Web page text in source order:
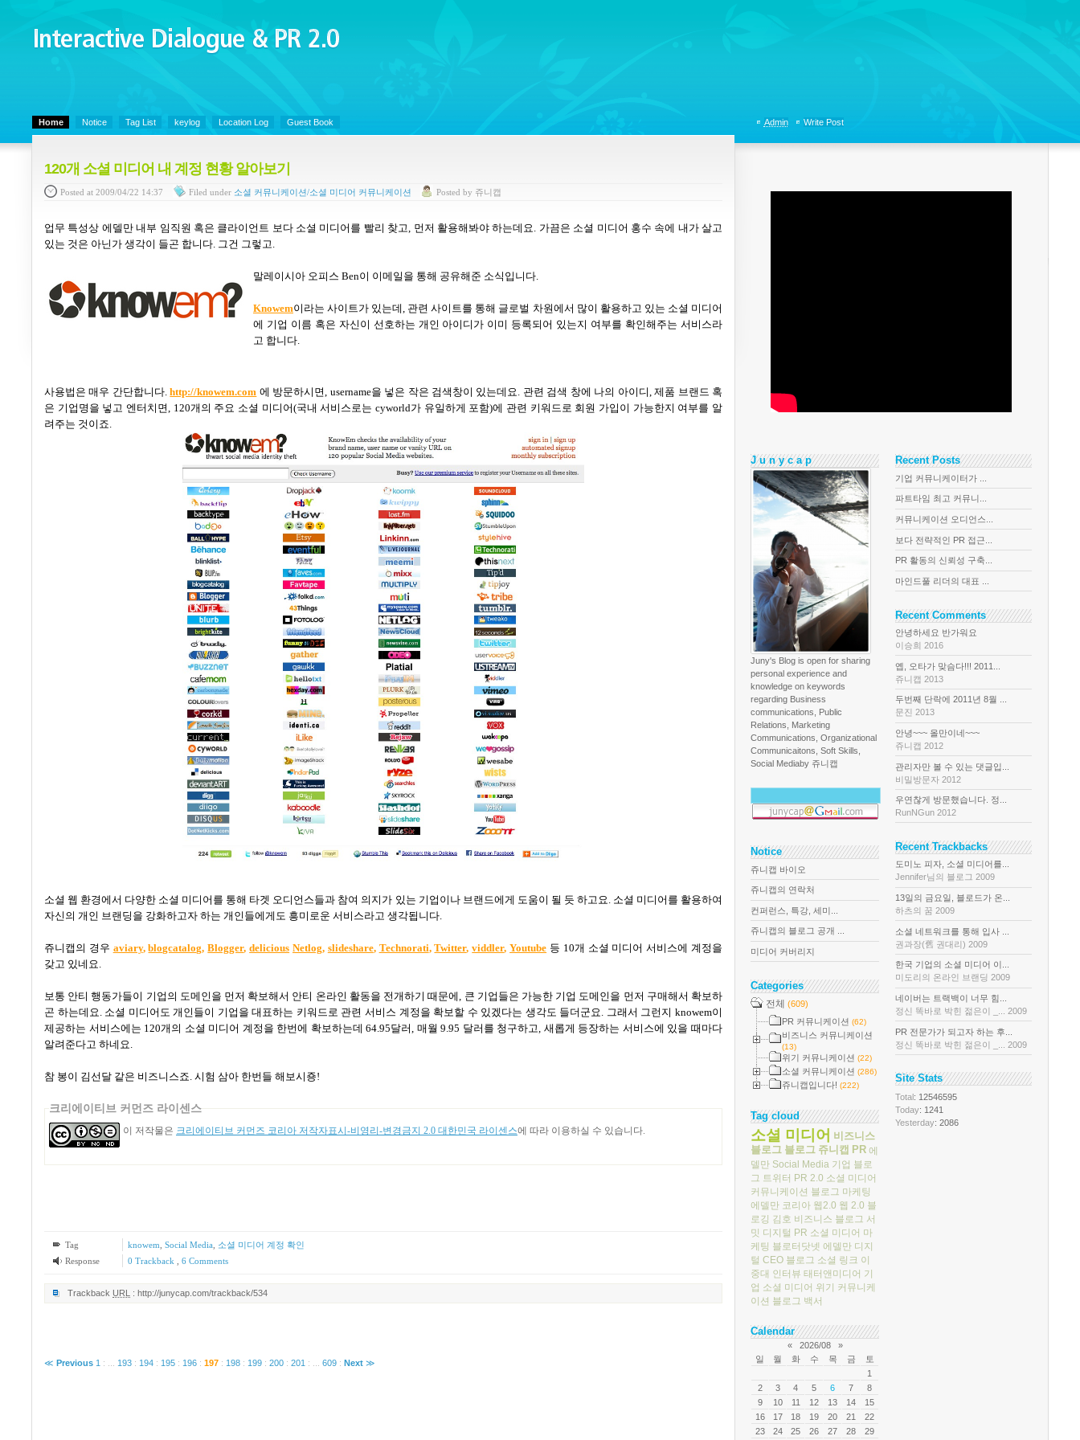
Interactive Dialogue &
PR 2.0
Home Notice Tag List keylog Location Log Guest Book
120개 소셜 미디어 내 계정 현황 알아보기
Posted at 2009/04/22 14:37 Filed under 소셜 커뮤니케이션/소셜 미디어 커뮤니케이션 Posted by 쥬니캡
업무 특성상 에델만 내부 임직원 혹은 클라이언트 보다 소셜 미디어를 빨리 찾고, 먼저 활용해봐야 하는데요. 가끔은 소셜 미디어 홍수 속에 내가 살고
있는 것은 아닌가 생각이 들곤 합니다. 그건 그렇고.
말레이시아 오피스 Ben이 이메일을 통해 공유해준 소식입니다.
Knowem이라는 사이트가 있는데, 관련 사이트를 통해 글로벌 차원에서 많이 활용하고 있는 소셜 미디어
에 기업 이름 혹은 자신이 선호하는 개인 아이디가 이미 등록되어 있는지 여부를 확인해주는 서비스라
고 합니다.
사용법은 매우 간단합니다. http://knowem.com 에 방문하시면, username을 넣은 작은 검색창이 있는데요. 관련 검색 창에 나의 아이디,제품 브랜드 혹
은 기업명을 넣고 엔터치면, 120개의 주요 소셜 미디어(국내 서비스로는 cyworld가 유일하게 포함)에 관련 키워드로 회원 가입이 가능한지 여부를 알
려주는 것이죠.
소셜 웹 환경에서 다양한 소셜 미디어를 통해 타겟 오디언스들과 참여 의지가 있는 기업이나 브랜드에게 도움이 될 듯 하고요. 소셜 미디어를 활용하여
자신의 개인 브랜딩을 강화하고자 하는 개인들에게도 흥미로운 서비스라고 생각됩니다.
쥬니캡의 경우 aviary,blogcatalog,Blogger,delicious Netlog, slideshare, Technorati,Twitter,viddler, Youtube 등 10개 소셜 미디어 서비스에 계정을
갖고 있네요.
보통 안티 행동가들이 기업의 도메인을 먼저 확보해서 안티 온라인 활동을 전개하기 때문에, 큰 기업들은 가능한 기업 도메인을 먼저 구매해서 확보하
곤 하는데요. 소셜 미디어도 개인들이 기업을 대표하는 키워드로 관련 서비스 계정을 확보할 수 있겠다는 생각도 들더군요. 그래서 그런지 knowem이
제공하는 서비스에는 120개의 소셜 미디어 계정을 한번에 확보하는데 64.95달러, 매월 9.95 달러를 청구하고, 새롭게 등장하는 서비스에 있을 때마다
알려준다고 하네요.
참 봉이 김선달 같은 비즈니스죠. 시험 삼아 한번들 해보시죵!
크리에이티브 커먼즈 라이센스
이 저작물은 크리에이티브 커먼즈 코리아 저작자표시-비영리-변경금지 2.0 대한민국 라이센스에 따라 이용하실 수 있습니다.
Tag knowem Social Media
소셜 미디어 계정 확인
Response
0 Trackback 6Comments
Trackback URL : http://junycap.com/trackback/534
≪ Previous 1 : 193 : 194 : 195 : 196 : 197 : 198 : 199 : 200 : 201 : 609 : Next ≫
Admin Write Post
J u n y c a p
Juny's Blog is open for sharing
personal experience and
knowledge on keywords
regarding Business
communications, Public
Relations, Marketing
Communications, Organizational
Communicaitons, Soft Skills,
Social Mediaby 쥬니캡
Notice
쥬니캡 바이오
쥬니캡의 연락처
컨퍼런스, 특강, 세미...
쥬니캡의 블로그 공개 ...
미디어 커버리지
Categories
전체 (609)
PR 커뮤니케이션 (62)
비즈니스 커뮤니케이션
(13)
위기 커뮤니케이션 (22)
소셜 커뮤니케이션 (286)
쥬니캡입니다! (222)
Tag cloud
소셜 미디어 비즈니스
블로그 블로그 쥬니캡 PR 에
델만 Social Media 기업 블로
그 트위터 PR 2.0 소셜 미디어
커뮤니케이션 블로그 마케팅
에델만 코리아 웹2.0 웹 2.0 블
로깅 김호 비즈니스 블로그 서
밋 디지털 PR 소셜 미디어 마
케팅 블로터닷넷 에델만 디지
털 CEO 블로그 소셜 링크 이
중대 인터뷰 태터앤미디어 기
업 소셜 미디어 위기 커뮤니케
이션 블로그 백서
Calendar
« 2026/08
»
일
월 화 수 목 금
토
1
2
3 4 5 6 7
8
9
10 11 12 13 14
15
16
17 18 19 20 21
22
23
24 25 26 27 28 29
Recent Posts
기업 커뮤니케이터가 ...
파트타임 최고 커뮤니...
커뮤니케이션 오디언스...
보다 전략적인 PR 접근...
PR 활동의 신뢰성 구축...
마인드풀 리더의 대표 ...
Recent Comments
안녕하세요 반가워요
이승희 2016
옙, 오타가 맞슴다!!! 2011...
쥬니캡 2013
두번째 단락에 2011년 8월 ...
문진 2013
안녕~~~ 올만이네~~~
쥬니캡 2012
관리자만 볼 수 있는 댓글입...
비밀방문자 2012
우연찮게 방문했습니다. 정...
RunNGun 2012
Recent Trackbacks
도미노 피자, 소셜 미디어를...
Jennifer님의 블로그 2009
13일의 금요일, 블로드가 온...
하츠의 꿈 2009
소셜 네트워크를 통해 입사 ...
권과장(舊 권대리) 2009
한국 기업의 소셜 미디어 이...
미도리의 온라인 브랜딩 2009
네이버는 트랙백이 너무 힘...
정신 똑바로 박힌 젊은이 _... 2009
PR 전문가가 되고자 하는 후...
정신 똑바로 박힌 젊은이 _... 2009
Site Stats
Total: 12546595
Today: 1241
Yesterday: 2086